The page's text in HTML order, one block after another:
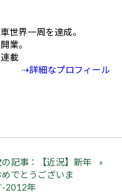
世界一周を達成。
業。
載
⇢詳細なプロフィール
の記事：【近況】新年
めでとうございま
-2012年